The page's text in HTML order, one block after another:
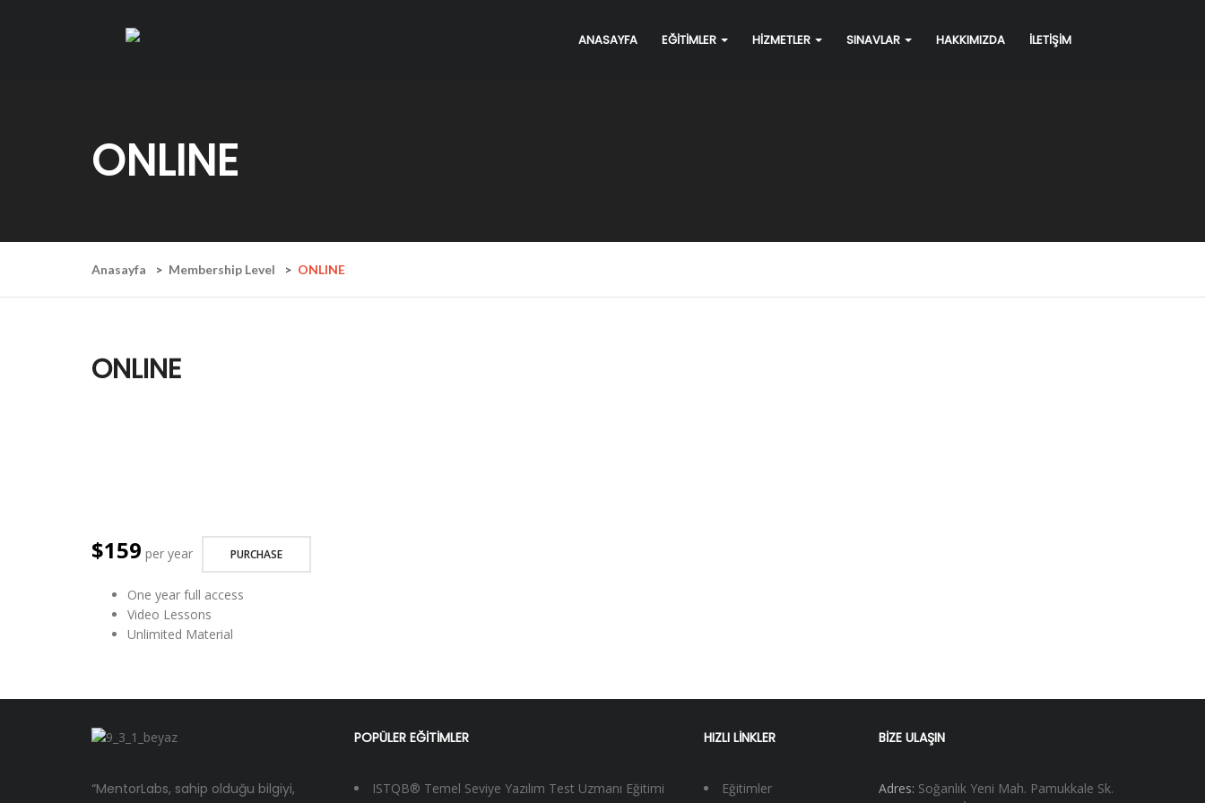
ANASAYFA EĞİTİMLER HİZMETLER SINAVLAR HAKKIMIZDA İLETİŞİM
Anasayfa Membership Level ONLINE
ONLINE
ONLINE
$ 159 per year PURCHASE
One year full access
Video Lessons
Unlimited Material
“MentorLabs, sahip olduğu bilgiyi,
POPÜLER EĞİTİMLER
ISTQB® Temel Seviye Yazılım Test Uzmanı Eğitimi
HIZLI LİNKLER
Eğitimler
BİZE ULAŞIN
Adres: Soğanlık Yeni Mah. Pamukkale Sk.